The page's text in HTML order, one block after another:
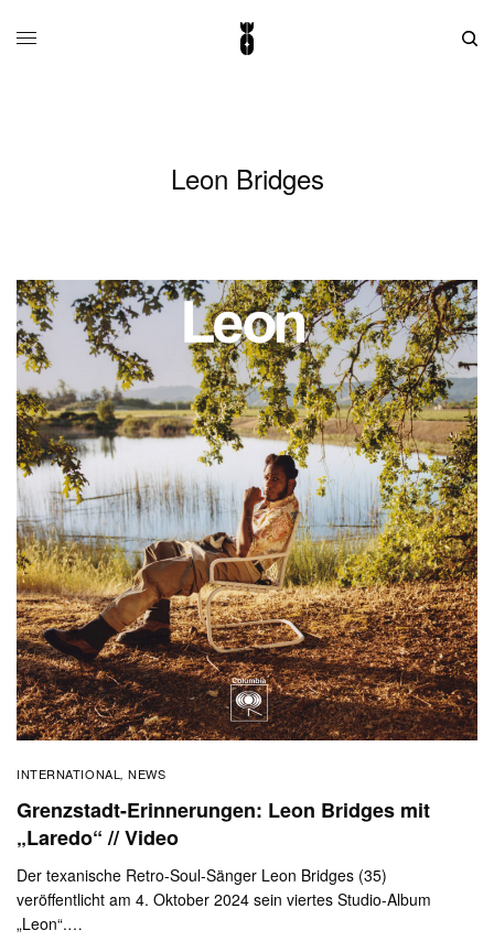
Leon Bridges
INTERNATIONAL ,NEWS
Grenzstadt-Erinnerungen: Leon Bridges mit
„Laredo“ // Video
Der texanische Retro-Soul-Sänger Leon Bridges (35)
veröffentlicht am 4. Oktober 2024 sein viertes Studio-Album
„Leon“.…